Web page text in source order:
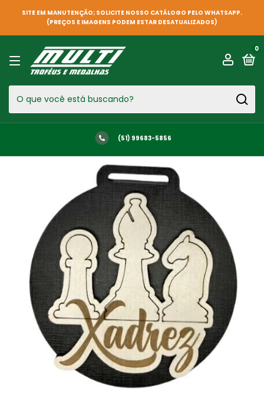
SITE EM MANUTENÇÃO; SOLICITE NOSSO CATÁLOGO PELO WHATSAPP.
(PREÇOS E IMAGENS PODEM ESTAR DESATUALIZADOS)
0
(51) 99683-5856